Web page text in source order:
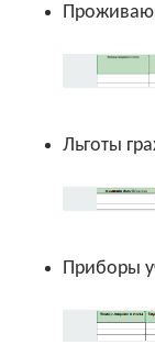
Льготы
Приборы